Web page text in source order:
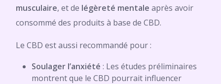
musculaire, et de légèreté mentale après avoir
consommé des produits à base de CBD.
Le CBD est aussi recommandé pour :
Soulager l’anxiété : Les études préliminaires
montrent que le CBD pourrait influencer